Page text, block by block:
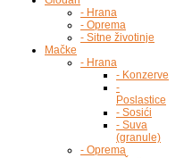
- Hrana
- Oprema
- Sitne životinje
Mačke
- Hrana
- Konzerve
-
Poslastice
- Sosići
- Suva
(granule)
- Oprema